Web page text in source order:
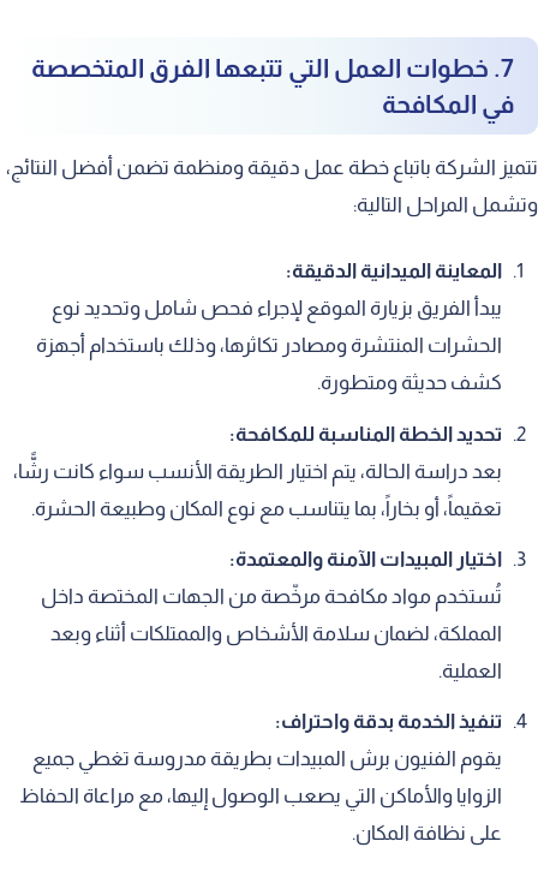
7. خطوات العمل التي تتبعها الفرق المتخصصة
في المكافحة
تتميز الشركة باتباع خطة عمل دقيقة ومنظمة تضمن أفضل النتائج،
وتشمل المراحل التالية:
المعاينة الميدانية الدقيقة:
يبدأ الفريق بزيارة الموقع لإجراء فحص شامل وتحديد نوع
الحشرات المنتشرة ومصادر تكاثرها، وذلك باستخدام أجهزة
كشف حديثة ومتطورة.
تحديد الخطة المناسبة للمكافحة:
بعد دراسة الحالة، يتم اختيار الطريقة الأنسب سواء كانت رشًّا،
تعقيماً، أو بخاراً، بما يتناسب مع نوع المكان وطبيعة الحشرة.
اختيار المبيدات الآمنة والمعتمدة:
تُستخدم مواد مكافحة مرخّصة من الجهات المختصة داخل
المملكة، لضمان سلامة الأشخاص والممتلكات أثناء وبعد
العملية.
تنفيذ الخدمة بدقة واحتراف:
يقوم الفنيون برش المبيدات بطريقة مدروسة تغطي جميع
الزوايا والأماكن التي يصعب الوصول إليها، مع مراعاة الحفاظ
على نظافة المكان.